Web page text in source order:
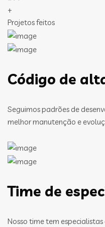
+
Projetos feitos
Código de
Seguimos padrões de
melhor manutenção e
Time de
Nosso time tem